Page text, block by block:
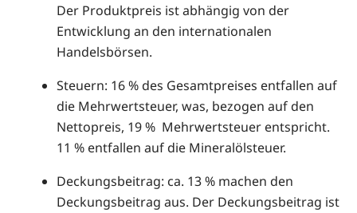
Der Produktpreis ist abhängig von der
Entwicklung an den internationalen
Handelsbörsen.
Steuern: 16 % des Gesamtpreises entfallen auf
die Mehrwertsteuer, was, bezogen auf den
Nettopreis, 19 % Mehrwertsteuer entspricht.
11 % entfallen auf die Mineralölsteuer.
Deckungsbeitrag: ca. 13 % machen den
Deckungsbeitrag aus. Der Deckungsbeitrag ist